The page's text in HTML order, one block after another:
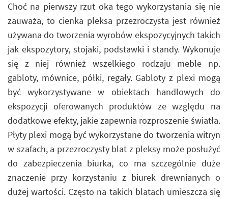
Choć na pierwszy rzut oka tego wykorzystania się nie
zauważa, to cienka pleksa przezroczysta jest również
używana do tworzenia wyrobów ekspozycyjnych takich
jak ekspozytory, stojaki, podstawki i standy. Wykonuje
się z niej również wszelkiego rodzaju meble np.
gabloty, mównice, półki, regały. Gabloty z plexi mogą
być wykorzystywane w obiektach handlowych do
ekspozycji oferowanych produktów ze względu na
dodatkowe efekty, jakie zapewnia rozproszenie światła.
Płyty plexi mogą być wykorzystane do tworzenia witryn
w szafach, a przezroczysty blat z pleksy może posłużyć
do zabezpieczenia biurka, co ma szczególnie duże
znaczenie przy korzystaniu z biurek drewnianych o
dużej wartości. Często na takich blatach umieszcza się